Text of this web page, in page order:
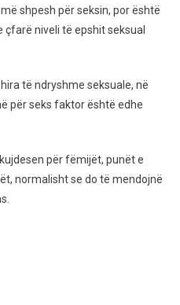
shpesh për seksin, por është
niveli të epshit seksual
të ndryshme seksuale, në
për seks faktor është edhe
për fëmijët, punët e
normalisht se do të mendojnë